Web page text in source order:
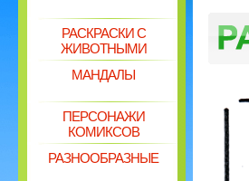
РАСКРАСКИ С
ЖИВОТНЫМИ
МАНДАЛЫ
ПЕРСОНАЖИ
КОМИКСОВ
РАЗНООБРАЗНЫЕ